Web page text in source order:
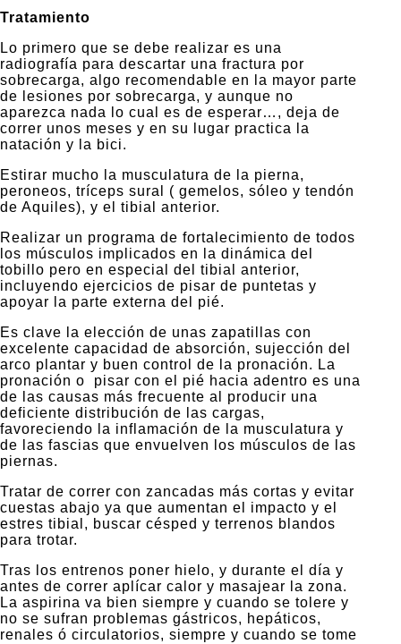
Tratamiento
Lo primero que se debe realizar es una
radiografía para descartar una fractura por
sobrecarga, algo recomendable en la mayor parte
de lesiones por sobrecarga, y aunque no
aparezca nada lo cual es de esperar…, deja de
correr unos meses y en su lugar practica la
natación y la bici.
Estirar mucho la musculatura de la pierna,
peroneos, tríceps sural ( gemelos, sóleo y tendón
de Aquiles), y el tibial anterior.
Realizar un programa de fortalecimiento de todos
los músculos implicados en la dinámica del
tobillo pero en especial del tibial anterior,
incluyendo ejercicios de pisar de puntetas y
apoyar la parte externa del pié.
Es clave la elección de unas zapatillas con
excelente capacidad de absorción, sujección del
arco plantar y buen control de la pronación. La
pronación o pisar con el pié hacia adentro es una
de las causas más frecuente al producir una
deficiente distribución de las cargas,
favoreciendo la inflamación de la musculatura y
de las fascias que envuelven los músculos de las
piernas.
Tratar de correr con zancadas más cortas y evitar
cuestas abajo ya que aumentan el impacto y el
estres tibial, buscar césped y terrenos blandos
para trotar.
Tras los entrenos poner hielo, y durante el día y
antes de correr aplícar calor y masajear la zona.
La aspirina va bien siempre y cuando se tolere y
no se sufran problemas gástricos, hepáticos,
renales ó circulatorios, siempre y cuando se tome